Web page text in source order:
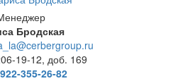
Бродская
19-12, доб. 169
355-26-82